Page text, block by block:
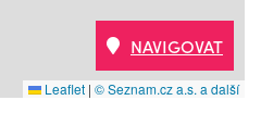
Leaflet | © Seznam.cz a.s. a další
NAVIGOVAT